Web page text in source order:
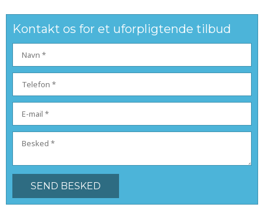
Kontakt os for et uforpligtende tilbud​